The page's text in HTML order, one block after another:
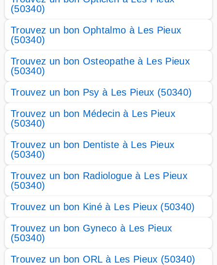
(50340)
Trouvez un bon Ophtalmo à Les Pieux
(50340)
Trouvez un bon Osteopathe à Les Pieux
(50340)
Trouvez un bon Psy à Les Pieux (50340)
Trouvez un bon Médecin à Les Pieux
(50340)
Trouvez un bon Dentiste à Les Pieux
(50340)
Trouvez un bon Radiologue à Les Pieux
(50340)
Trouvez un bon Kiné à Les Pieux (50340)
Trouvez un bon Gyneco à Les Pieux
(50340)
Trouvez un bon ORL à Les Pieux (50340)